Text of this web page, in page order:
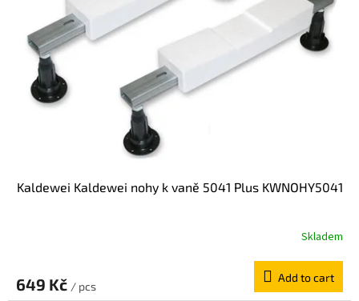
Kaldewei Kaldewei nohy k vaně 5041 Plus KWNOHY5041
Skladem
649 Kč / pcs
Add to cart